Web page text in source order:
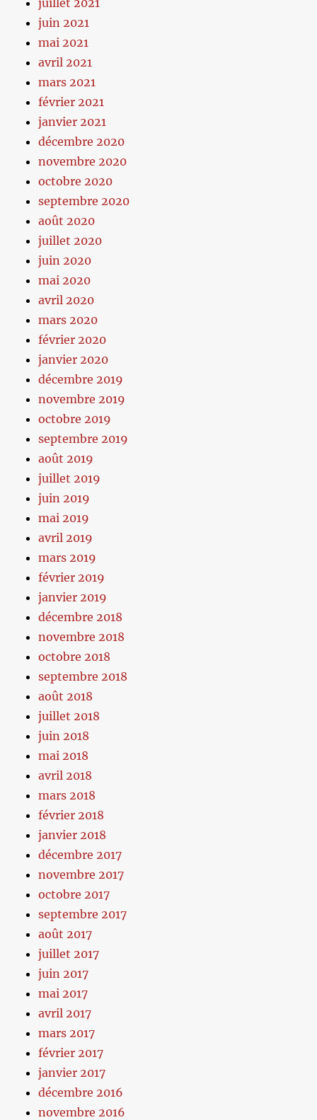
juillet 2021
juin 2021
mai 2021
avril 2021
mars 2021
février 2021
janvier 2021
décembre 2020
novembre 2020
octobre 2020
septembre 2020
août 2020
juillet 2020
juin 2020
mai 2020
avril 2020
mars 2020
février 2020
janvier 2020
décembre 2019
novembre 2019
octobre 2019
septembre 2019
août 2019
juillet 2019
juin 2019
mai 2019
avril 2019
mars 2019
février 2019
janvier 2019
décembre 2018
novembre 2018
octobre 2018
septembre 2018
août 2018
juillet 2018
juin 2018
mai 2018
avril 2018
mars 2018
février 2018
janvier 2018
décembre 2017
novembre 2017
octobre 2017
septembre 2017
août 2017
juillet 2017
juin 2017
mai 2017
avril 2017
mars 2017
février 2017
janvier 2017
décembre 2016
novembre 2016